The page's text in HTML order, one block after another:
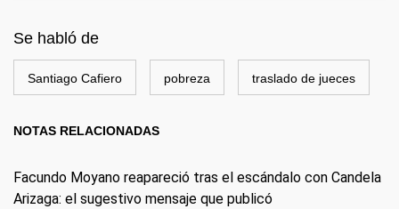
Se habló de
Santiago Cafiero pobreza traslado de jueces
NOTAS RELACIONADAS
Facundo Moyano reapareció tras el escándalo con Candela
Arizaga: el sugestivo mensaje que publicó